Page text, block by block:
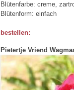
Blütenfarbe: creme,
Blütenform: einfach
bestellen:
Pietertje Vriend